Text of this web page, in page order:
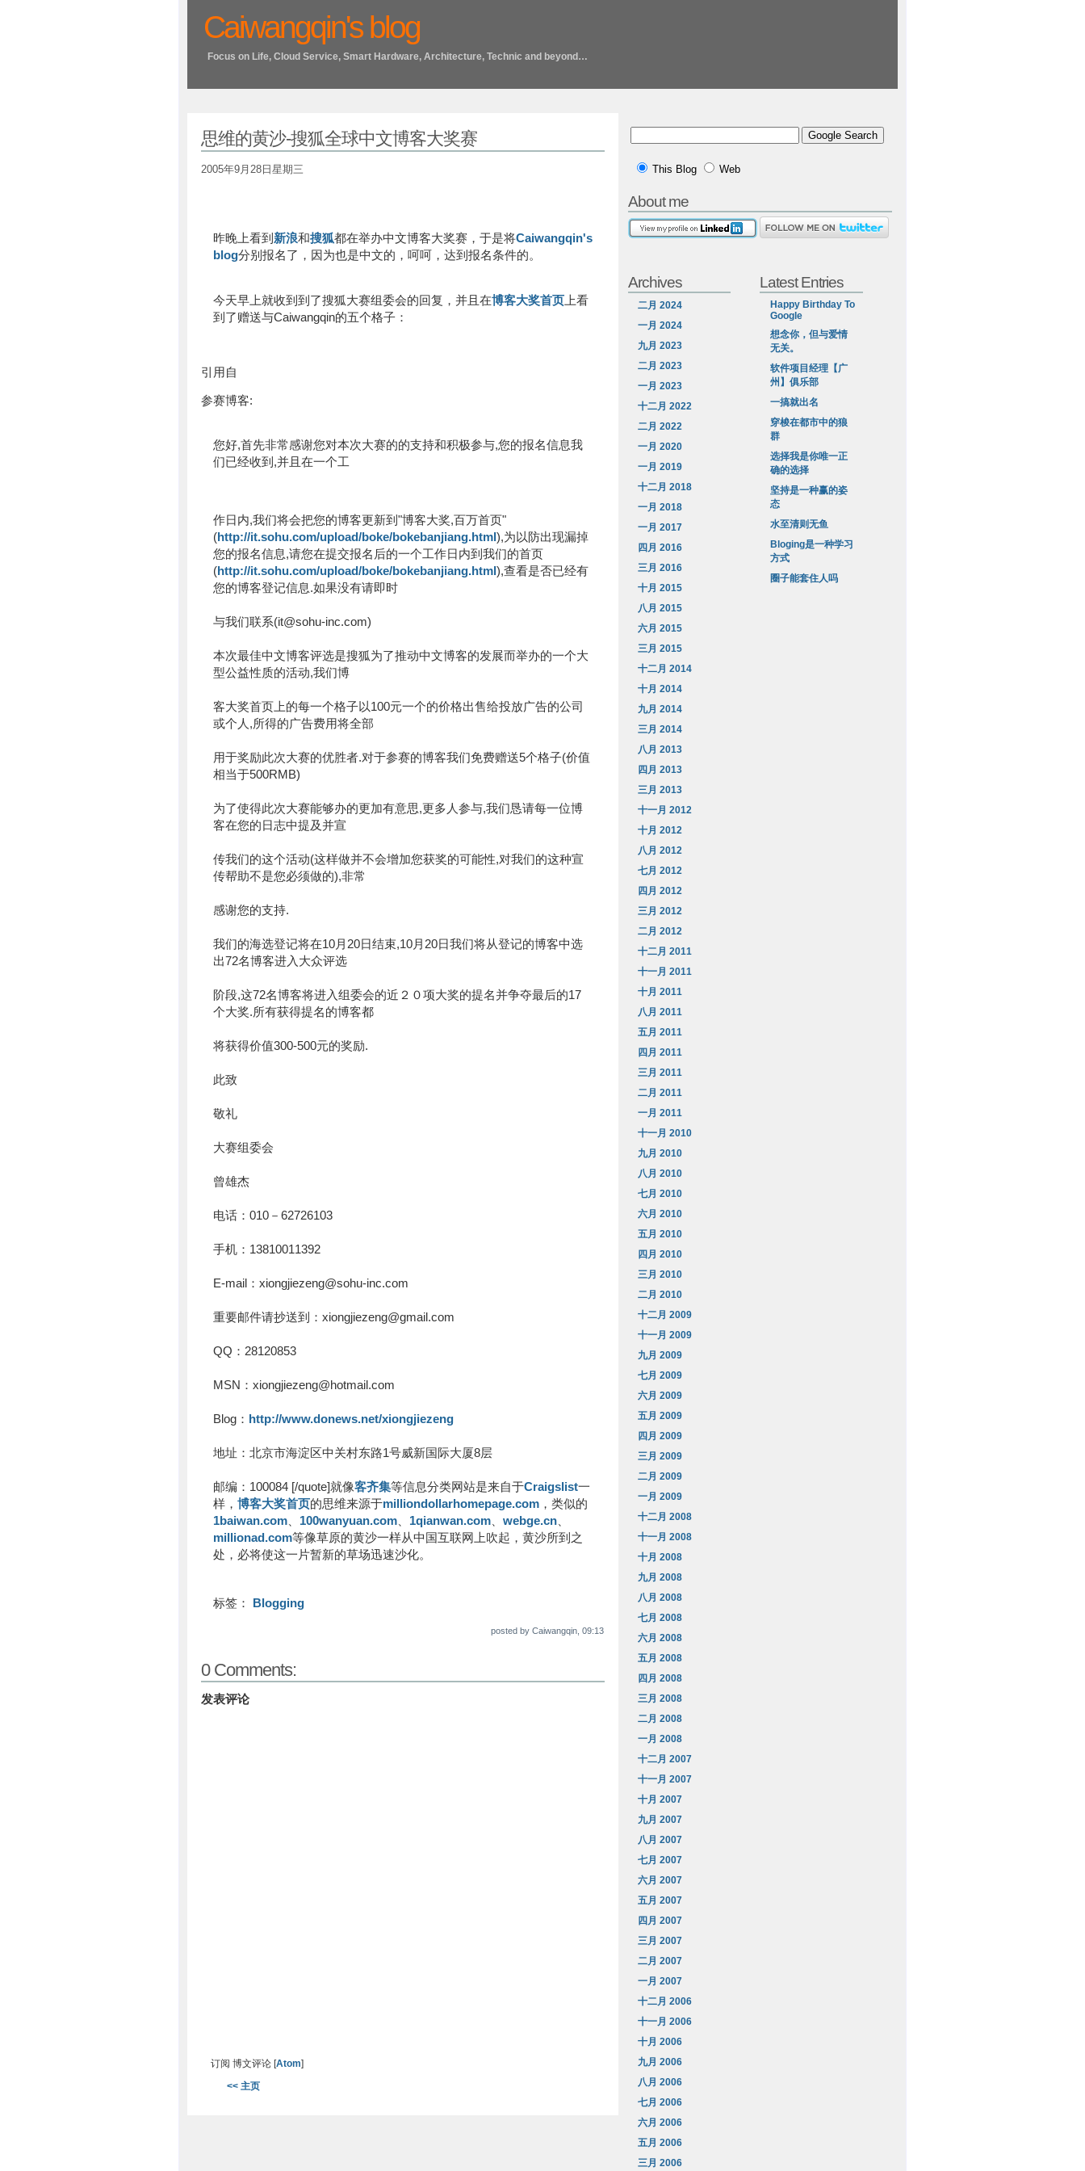
Caiwangqin's blog
Focus on Life, Cloud Service, Smart Hardware, Architecture, Technic and beyond…
思维的黄沙-搜狐全球中文博客大奖赛
2005年9月28日星期三
昨晚上看到 新浪和搜狐都在举办中文博客大奖赛，于是将Caiwangqin's
blog分别报名了，因为也是中文的，呵呵，达到报名条件的。
今天早上就收到到了搜狐大赛组委会的回复，并且在博客大奖首页上看
到了赠送与Caiwangqin的五个格子：
引用自
参赛博客:
您好,首先非常感谢您对本次大赛的的支持和积极参与,您的报名信息我
们已经收到,并且在一个工
作日内,我们将会把您的博客更新到"博客大奖,百万首页"
(http://it.sohu.com/upload/boke/bokebanjiang.html ),为以防出现漏掉
您的报名信息,请您在提交报名后的一个工作日内到我们的首页
(http://it.sohu.com/upload/boke/bokebanjiang.html ),查看是否已经有
您的博客登记信息.如果没有请即时
与我们联系(it@sohu-inc.com)
本次最佳中文博客评选是搜狐为了推动中文博客的发展而举办的一个大
型公益性质的活动,我们博
客大奖首页上的每一个格子以100元一个的价格出售给投放广告的公司
或个人,所得的广告费用将全部
用于奖励此次大赛的优胜者.对于参赛的博客我们免费赠送5个格子(价值
相当于500RMB)
为了使得此次大赛能够办的更加有意思,更多人参与,我们恳请每一位博
客在您的日志中提及并宣
传我们的这个活动(这样做并不会增加您获奖的可能性,对我们的这种宣
传帮助不是您必须做的),非常
感谢您的支持.
我们的海选登记将在10月20日结束,10月20日我们将从登记的博客中选
出72名博客进入大众评选
阶段,这72名博客将进入组委会的近２０项大奖的提名并争夺最后的17
个大奖.所有获得提名的博客都
将获得价值300-500元的奖励.
此致
敬礼
大赛组委会
曾雄杰
电话：010－62726103
手机：13810011392
E-mail：xiongjiezeng@sohu-inc.com
重要邮件请抄送到：xiongjiezeng@gmail.com
QQ：28120853
MSN：xiongjiezeng@hotmail.com
Blog： http://www.donews.net/xiongjiezeng
地址：北京市海淀区中关村东路1号威新国际大厦8层
邮编：100084 [/quote]就像客齐集等信息分类网站是来自于Craigslist一
样， 博客大奖首页的思维来源于milliondollarhomepage.com，类似的
1baiwan.com、 100wanyuan.com、 1qianwan.com、 webge.cn、
millionad.com等像草原的黄沙一样从中国互联网上吹起，黄沙所到之
处，必将使这一片暂新的草场迅速沙化。
标签： Blogging
posted by Caiwangqin, 09:13
0 Comments:
发表评论
订阅 博文评论 [Atom]
<< 主页
This Blog Web
About me
Archives
二月 2024
一月 2024
九月 2023
二月 2023
一月 2023
十二月 2022
二月 2022
一月 2020
一月 2019
十二月 2018
一月 2018
一月 2017
四月 2016
三月 2016
十月 2015
八月 2015
六月 2015
三月 2015
十二月 2014
十月 2014
九月 2014
三月 2014
八月 2013
四月 2013
三月 2013
十一月 2012
十月 2012
八月 2012
七月 2012
四月 2012
三月 2012
二月 2012
十二月 2011
十一月 2011
十月 2011
八月 2011
五月 2011
四月 2011
三月 2011
二月 2011
一月 2011
十一月 2010
九月 2010
八月 2010
七月 2010
六月 2010
五月 2010
四月 2010
三月 2010
二月 2010
十二月 2009
十一月 2009
九月 2009
七月 2009
六月 2009
五月 2009
四月 2009
三月 2009
二月 2009
一月 2009
十二月 2008
十一月 2008
十月 2008
九月 2008
八月 2008
七月 2008
六月 2008
五月 2008
四月 2008
三月 2008
二月 2008
一月 2008
十二月 2007
十一月 2007
十月 2007
九月 2007
八月 2007
七月 2007
六月 2007
五月 2007
四月 2007
三月 2007
二月 2007
一月 2007
十二月 2006
十一月 2006
十月 2006
九月 2006
八月 2006
七月 2006
六月 2006
五月 2006
三月 2006
Latest Entries
Happy Birthday To
Google
想念你，但与爱情
无关。
软件项目经理【广
州】俱乐部
一搞就出名
穿梭在都市中的狼
群
选择我是你唯一正
确的选择
坚持是一种赢的姿
态
水至清则无鱼
Bloging是一种学习
方式
圈子能套住人吗